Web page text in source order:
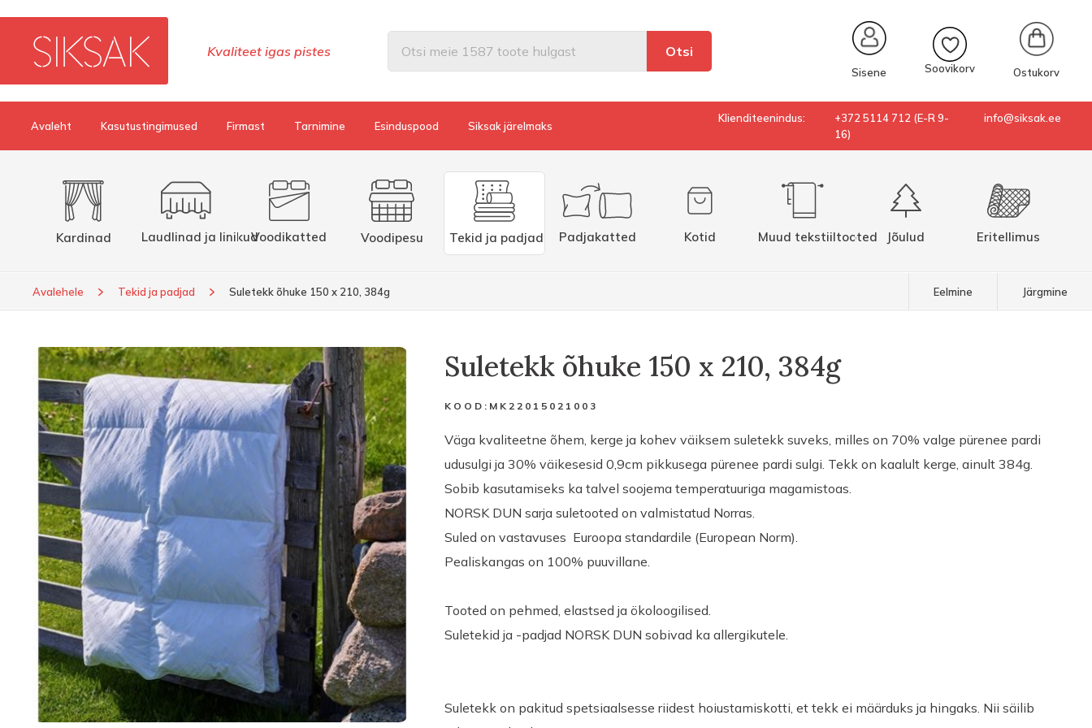
Kvaliteet igas pistes Otsi
Sisene Soovikorv Ostukorv
Siksak järelmaks
Esinduspood
Tarnimine
Firmast
Kasutustingimused
Avaleht
Klienditeenindus:
+372 5114 712 (E-R 9-
16)
info@siksak.ee
Kardinad Laudlinad ja linikudVoodikatted Voodipesu Tekid ja padjad Padjakatted Kotid Muud tekstiiltooted Jõulud Eritellimus
Avalehele Tekid ja padjad Suletekk õhuke 150 x 210, 384g Eelmine Järgmine
Suletekk õhuke 150 x 210, 384g
KOOD: MK22015021003
Väga kvaliteetne õhem, kerge ja kohev väiksem suletekk suveks, milles on 70% valge pürenee pardi
udusulgi ja 30% väikesesid 0,9cm pikkusega pürenee pardi sulgi. Tekk on kaalult kerge, ainult 384g.
Sobib kasutamiseks ka talvel soojema temperatuuriga magamistoas.
NORSK DUN sarja suletooted on valmistatud Norras.
Suled on vastavuses Euroopa standardile (European Norm).
Pealiskangas on 100% puuvillane.
Tooted on pehmed, elastsed ja ökoloogilised.
Suletekid ja -padjad NORSK DUN sobivad ka allergikutele.
Suletekk on pakitud spetsiaalsesse riidest hoiustamiskotti, et tekk ei määrduks ja hingaks. Nii säilib